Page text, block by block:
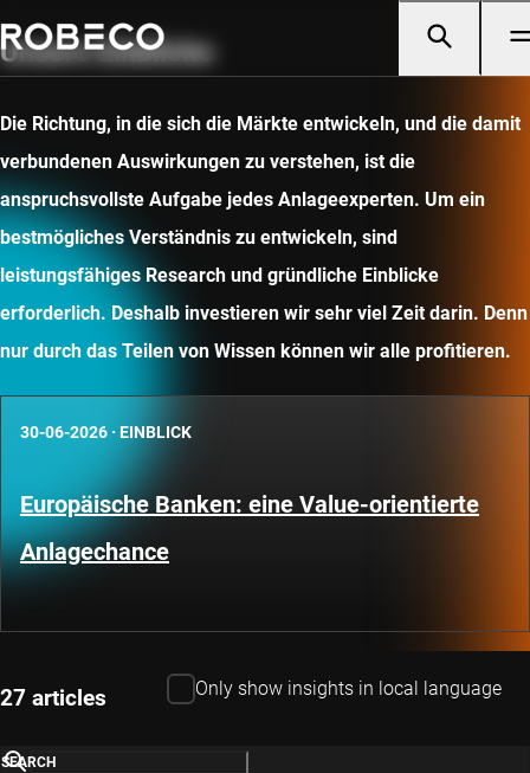
Unsere Einblicke
Die Richtung, in die sich die Märkte entwickeln, und die damit
verbundenen Auswirkungen zu verstehen, ist die
anspruchsvollste Aufgabe jedes Anlageexperten. Um ein
bestmögliches Verständnis zu entwickeln, sind
leistungsfähiges Research und gründliche Einblicke
erforderlich. Deshalb investieren wir sehr viel Zeit darin. Denn
nur durch das Teilen von Wissen können wir alle profitieren.
30-06-2026 · EINBLICK
Europäische Banken: eine Value-orientierte
Anlagechance
27 articles Only show insights in local language
SEARCH